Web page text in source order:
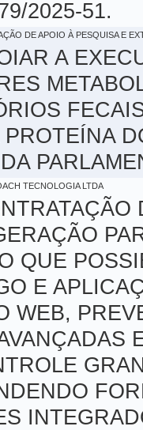
2025-51.
DE APOIO À PESQUISA E
A
TECNOLOGIA LTDA
QUE
E
WEB,